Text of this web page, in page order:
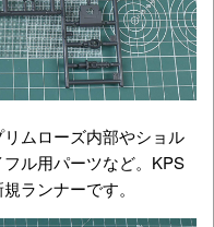
ムローズ内部やショル
ル用パーツなど。KPS
ランナーです。